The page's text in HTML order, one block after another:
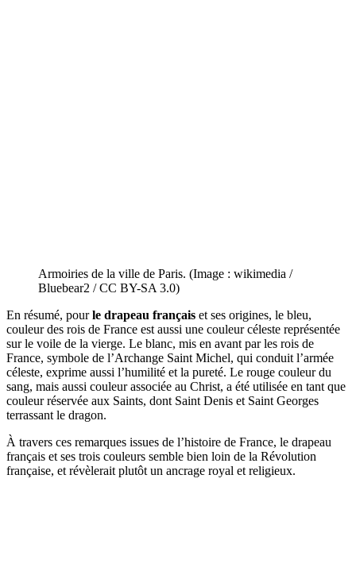
Armoiries de la ville de Paris. (Image : wikimedia /
Bluebear2 / CC BY-SA 3.0)
En résumé, pourle drapeau français et ses origines, le bleu,
couleur des rois de France est aussi une couleur céleste représentée
sur le voile de la vierge. Le blanc, mis en avant par les rois de
France, symbole de l’Archange Saint Michel, qui conduit l’armée
céleste, exprime aussi l’humilité et la pureté. Le rouge couleur du
sang, mais aussi couleur associée au Christ, a été utilisée en tant que
couleur réservée aux Saints, dont Saint Denis et Saint Georges
terrassant le dragon.
À travers ces remarques issues de l’histoire de France, le drapeau
français et ses trois couleurs semble bien loin de la Révolution
française, et révèlerait plutôt un ancrage royal et religieux.